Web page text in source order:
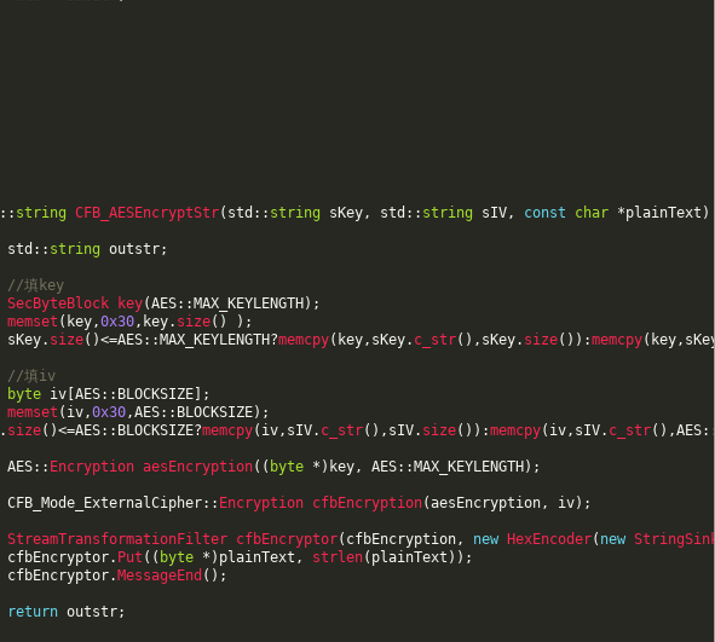
:: string CFB_AESEncryptStr( std :: string sKey, std :: string sIV, const char *plainText )
std :: string outstr;
//填key
SecByteBlock
key(AES:: MAX_KEYLENGTH ) ;
memset ( key,0x30, key. size( ) ) ;
sKey. size( )<=AES:: MAX_KEYLENGTH?memcpy( key, sKey. c_str( ) , sKey. size( ) ) :memcpy( key, sKey
//填iv
byte iv AES:: BLOCKSIZE
;
memset ( iv,0x30,AES:: BLOCKSIZE) ;
. size( )<=AES:: BLOCKSIZE?memcpy( iv, sIV. c_str( ) , sIV. size( ) ) :memcpy( iv, sIV. c_str( ) ,AES::
AES:: Encryption aesEncryption( ( byte * ) key, AES:: MAX_KEYLENGTH ) ;
CFB_Mode_ExternalCipher:: Encryption cfbEncryption(aesEncryption, iv) ;
StreamTransformationFilter cfbEncryptor( cfbEncryption, new HexEncoder( new StringSink
cfbEncryptor. Put ( ( byte * ) plainText , strlen( plainText ) ) ;
cfbEncryptor. MessageEnd ( ) ;
return outstr;